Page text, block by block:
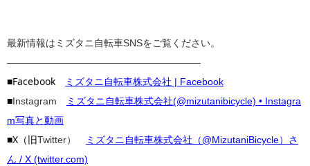
最新情報はミズタニ自転車SNSをご覧ください。
————————————————————
■Facebook ミズタニ自転車株式会社 | Facebook
■Instagram
ミズタニ自転車株式会社(@mizutanibicycle) • Instagra
m写真と動画
■X（旧Twitter）
ミズタニ自転車株式会社（@MizutaniBicycle）さ
ん / X (twitter.com)